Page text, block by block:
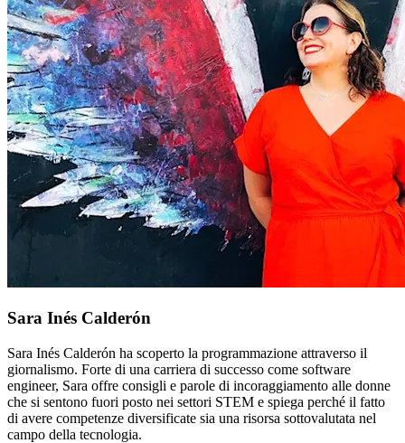
Sara Inés Calderón
Sara Inés Calderón ha scoperto la programmazione attraverso il
giornalismo. Forte di una carriera di successo come software
engineer, Sara offre consigli e parole di incoraggiamento alle donne
che si sentono fuori posto nei settori STEM e spiega perché il fatto
di avere competenze diversificate sia una risorsa sottovalutata nel
campo della tecnologia.